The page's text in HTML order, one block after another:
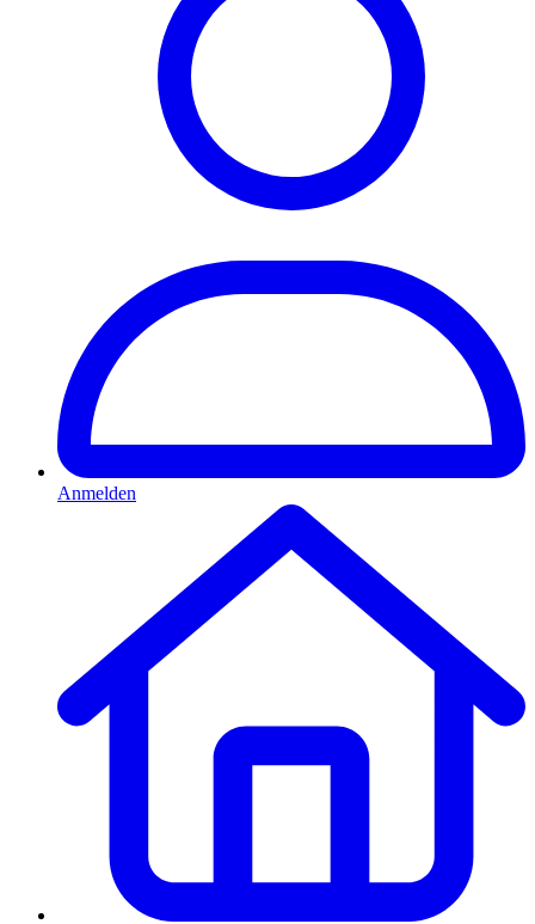
Anmelden